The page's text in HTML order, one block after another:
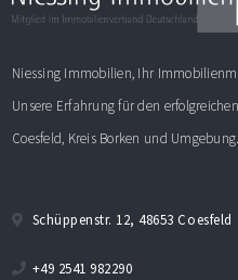
Niessing Immobilien, Ihr
Unsere Erfahrung für den
Coesfeld, Kreis Borken und Umgebung.
Schüppenstr. 12, 48653 Coesfeld
+49 2541 982290